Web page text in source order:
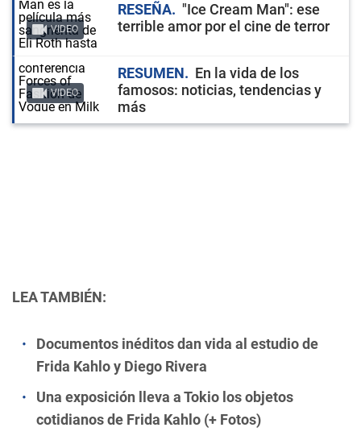
VIDEO
RESEÑA
"Ice Cream Man": ese
terrible amor por el cine de terror
VIDEO
RESUMEN
En la vida de los
famosos: noticias, tendencias y
más
LEA TAMBIÉN:
Documentos inéditos dan vida al estudio de
Frida Kahlo y Diego Rivera
Una exposición lleva a Tokio los objetos
cotidianos de Frida Kahlo (+ Fotos)